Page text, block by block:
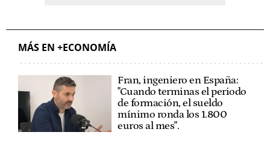
MÁS EN +ECONOMÍA
Fran, ingeniero en España:
"Cuando terminas el periodo
de formación, el sueldo
mínimo ronda los 1.800
euros al mes".